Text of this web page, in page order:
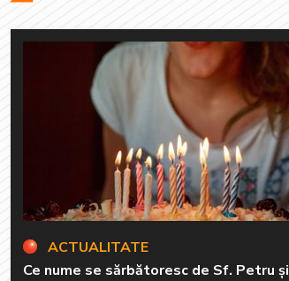
ACTUALITATE
Ce nume se sărbătoresc de Sf. Petru și